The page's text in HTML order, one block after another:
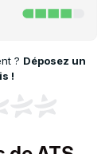
? Déposez un
!